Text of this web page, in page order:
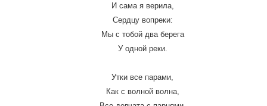
И сама я верила,
Сердцу вопреки:
Мы с тобой два берега
У одной реки.
Утки все парами,
Как с волной волна,